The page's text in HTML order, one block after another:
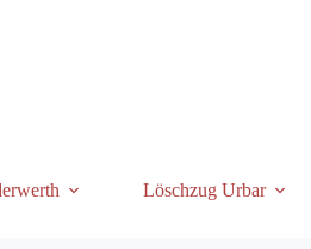
Löschzug Urbar